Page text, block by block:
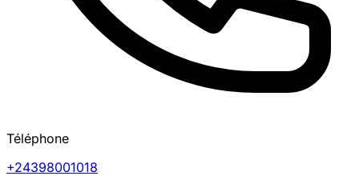
Téléphone
+24398001018